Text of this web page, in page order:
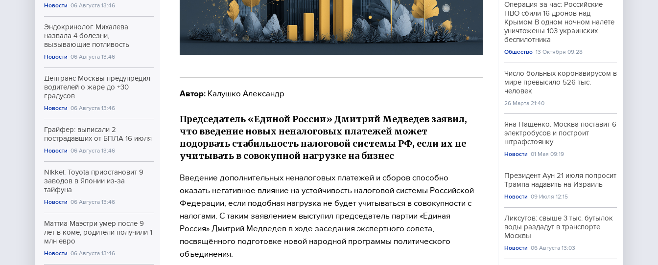
Новости 06 Августа 13:46
Эндокринолог Михалева
назвала 4 болезни,
вызывающие потливость
Новости 06 Августа 13:46
Дептранс Москвы предупредил
водителей о жаре до +30
градусов
Новости 06 Августа 13:46
Грайфер: выписали 2
пострадавших от БПЛА 16 июля
Новости 06 Августа 13:46
Nikkei: Toyota приостановит 9
заводов в Японии из-за
тайфуна
Новости 06 Августа 13:46
Маттиа Маэстри умер после 9
лет в коме; родители получили 1
млн евро
Новости 06 Августа 13:46
Автор: Калушко Александр
Председатель «Единой России» Дмитрий Медведев заявил,
что введение новых неналоговых платежей может
подорвать стабильность налоговой системы РФ, если их не
учитывать в совокупной нагрузке на бизнес
Введение дополнительных неналоговых платежей и сборов способно
оказать негативное влияние на устойчивость налоговой системы Российской
Федерации, если подобная нагрузка не будет учитываться в совокупности с
налогами. С таким заявлением выступил председатель партии «Единая
Россия» Дмитрий Медведев в ходе заседания экспертного совета,
посвящённого подготовке новой народной программы политического
объединения.
Операция за час: Российские
ПВО сбили 16 дронов над
Крымом В одном ночном налёте
уничтожены 103 украинских
беспилотника
Общество 13 Октября 09:28
Число больных коронавирусом в
мире превысило 526 тыс.
человек
26 Марта 21:40
Яна Пащенко: Москва поставит 6
электробусов и построит
штрафстоянку
Новости 01 Мая 09:19
Президент Аун 21 июля попросит
Трампа надавить на Израиль
Новости 09 Июля 12:15
Ликсутов: свыше 3 тыс. бутылок
воды раздадут в транспорте
Москвы
Новости 06 Августа 13:03